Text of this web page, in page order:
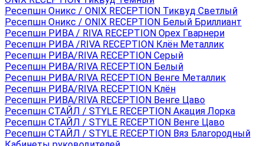
Ресепшн Оникс / ONIX RECEPTION Тиквуд Светлый
Ресепшн Оникс / ONIX RECEPTION Белый Бриллиант
Ресепшн РИВА / RIVA RECEPTION Орех Гварнери
Ресепшн РИВА /RIVA RECEPTION Клён Металлик
Ресепшн РИВА/RIVA RECEPTION Серый
Ресепшн РИВА/RIVA RECEPTION Белый
Ресепшн РИВА/RIVA RECEPTION Венге Металлик
Ресепшн РИВА/RIVA RECEPTION Клён
Ресепшн РИВА/RIVA RECEPTION Венге Цаво
Ресепшн СТАЙЛ / STYLE RECEPTION Акация Лорка
Ресепшн СТАЙЛ / STYLE RECEPTION Венге Цаво
Ресепшн СТАЙЛ / STYLE RECEPTION Вяз Благородный